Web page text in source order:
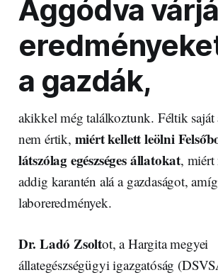
Aggódva
a gazdák,
akikkel még találkoztunk. Féltik saját
nem értik, miért kellett leölni
látszólag egészséges állatokat, miért
addig karantén alá a gazdaságot,
laboreredmények.
Dr. Ladó Zsoltot, a Hargita megyei
állategészségügyi igazgatóság